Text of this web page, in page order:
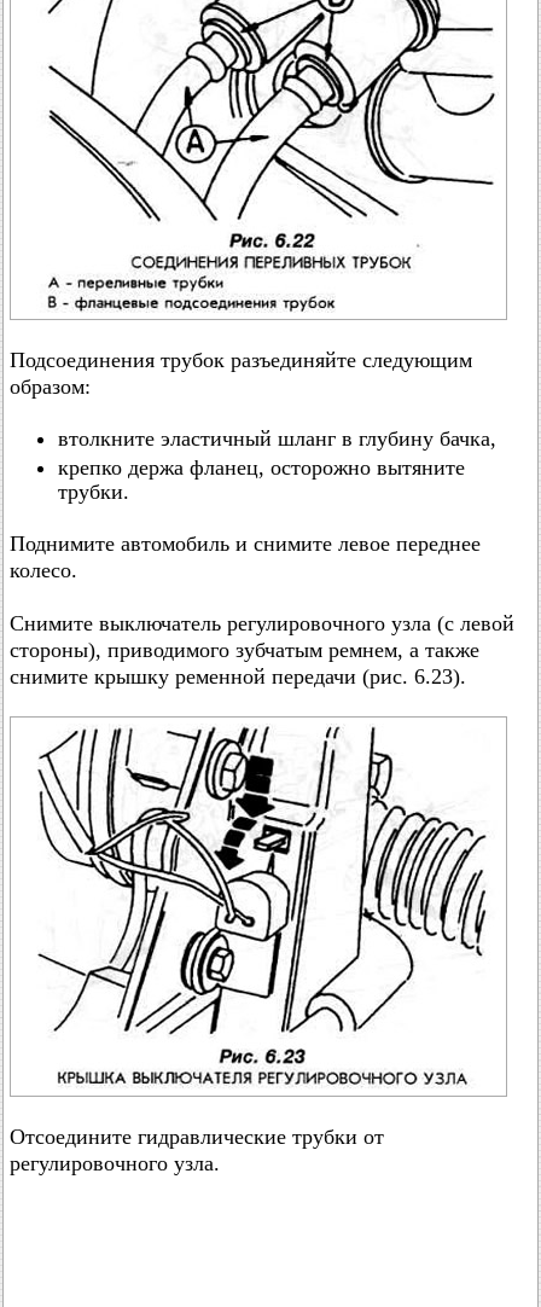
Подсоединения трубок разъединяйте следующим
образом:
втолкните эластичный шланг в глубину бачка,
крепко держа фланец, осторожно вытяните
трубки.
Поднимите автомобиль и снимите левое переднее
колесо.
Снимите выключатель регулировочного узла (с левой
стороны), приводимого зубчатым ремнем, а также
снимите крышку ременной передачи (рис. 6.23).
Отсоедините гидравлические трубки от
регулировочного узла.